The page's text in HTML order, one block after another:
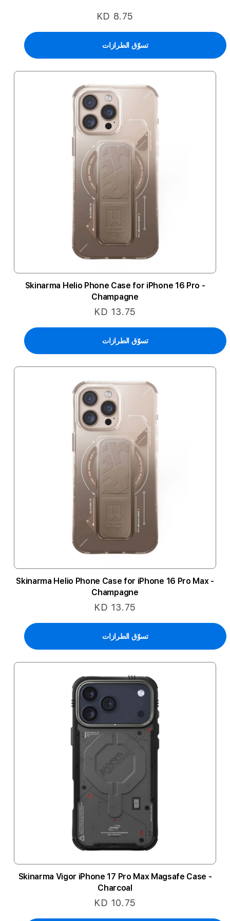
KD 8.75
تسوّق الطرازات
Skinarma Helio Phone Case for iPhone 16 Pro -
Champagne
KD 13.75
تسوّق الطرازات
Skinarma Helio Phone Case for iPhone 16 Pro Max -
Champagne
KD 13.75
تسوّق الطرازات
Skinarma Vigor iPhone 17 Pro Max Magsafe Case -
Charcoal
KD 10.75